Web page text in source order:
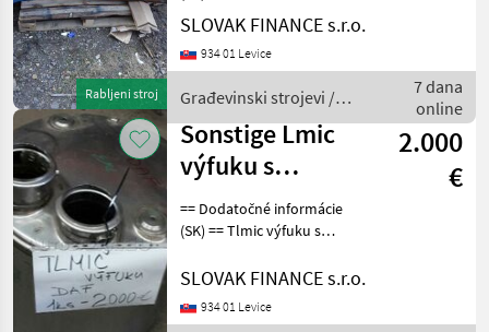
Rabljeni stroj
KOR AKB S320, r.v. 2017.
váha 2260kg, vhodný na
bager 28 až 48 ton, cena:
CHARACTERISTICS: - 226
SLOVAK FINANCE s.r.o.
934 01 Levice
Građevinski strojevi /
Sonstige
7 dana
online
Sonstige Lmic
výfuku s
katalyzátorom
2.000
€
== Dodatočné informácie
(SK) == Tlmic výfuku s
cena 2000€ Dodatna
oprema za traktore
SLOVAK FINANCE s.r.o.
934 01 Levice